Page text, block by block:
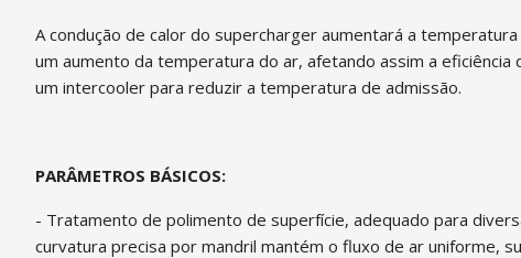
A condução de calor do supercharger aumentará a
um aumento da temperatura do ar, afetando assim a
um intercooler para reduzir a temperatura de admissão.
PARÂMETROS BÁSICOS:
- Tratamento de polimento de superfície, adequado para
curvatura precisa por mandril mantém o fluxo de ar uniforme,